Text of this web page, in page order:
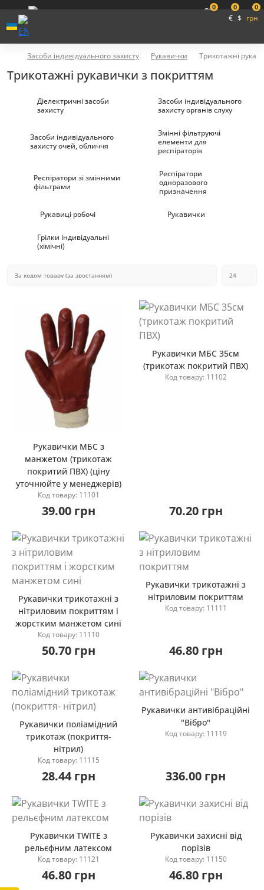
0 0 0
€ $ грн
Засоби індивідуального захисту Рукавички Трикотажні
Трикотажні рукавички з покриттям
Діелектричні засоби
захисту
Засоби індивідуального
захисту органів слуху
Засоби індивідуального
захисту очей, обличчя
Змінні фільтруючі
елементи для
респіраторів
Респіратори зі змінними
фільтрами
Респіратори
одноразового
призначення
Рукавиці робочі Рукавички
Грілки індивідуальні
(хімічні)
Купити
Рукавички МБС з
манжетом (трикотаж
покритий ПВХ) (ціну
уточнюйте у менеджерів)
Код товару: 11101
39.00 грн
Рукавички МБС 35см
(трикотаж покритий ПВХ)
Код товару: 11102
70.20 грн
Купити
Рукавички трикотажні з
нітриловим покриттям і
жорстким манжетом сині
Код товару: 11110
50.70 грн
Рукавички трикотажні з
нітриловим покриттям
Код товару: 11111
46.80 грн
Купити
Рукавички поліамідний
трикотаж (покриття-
нітрил)
Код товару: 11115
28.44 грн
Рукавички антивібраційні
"Вібро"
Код товару: 11119
336.00 грн
Рукавички TWITE з
рельєфним латексом
Код товару: 11121
46.80 грн
Рукавички захисні від
порізів
Код товару: 11150
46.80 грн